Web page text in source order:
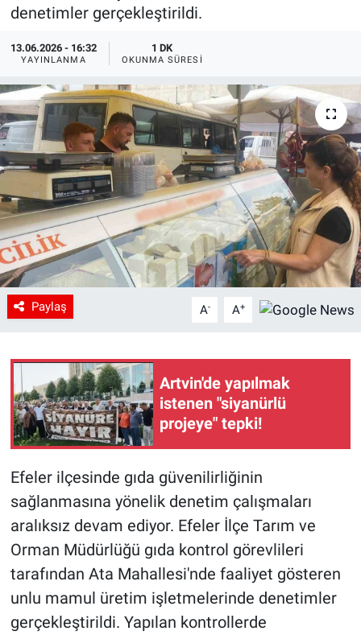
denetimler gerçekleştirildi.
13.06.2026 - 16:32
YAYINLANMA
1 DK
OKUNMA SÜRESI
Paylaş A- A+
Artvin'de yapılmak
istenen "siyanürlü
projeye" tepki!
Efeler ilçesinde gıda güvenilirliğinin
sağlanmasına yönelik denetim çalışmaları
aralıksız devam ediyor. Efeler İlçe Tarım ve
Orman Müdürlüğü gıda kontrol görevlileri
tarafından Ata Mahallesi'nde faaliyet gösteren
unlu mamul üretim işletmelerinde denetimler
gerçekleştirildi. Yapılan kontrollerde